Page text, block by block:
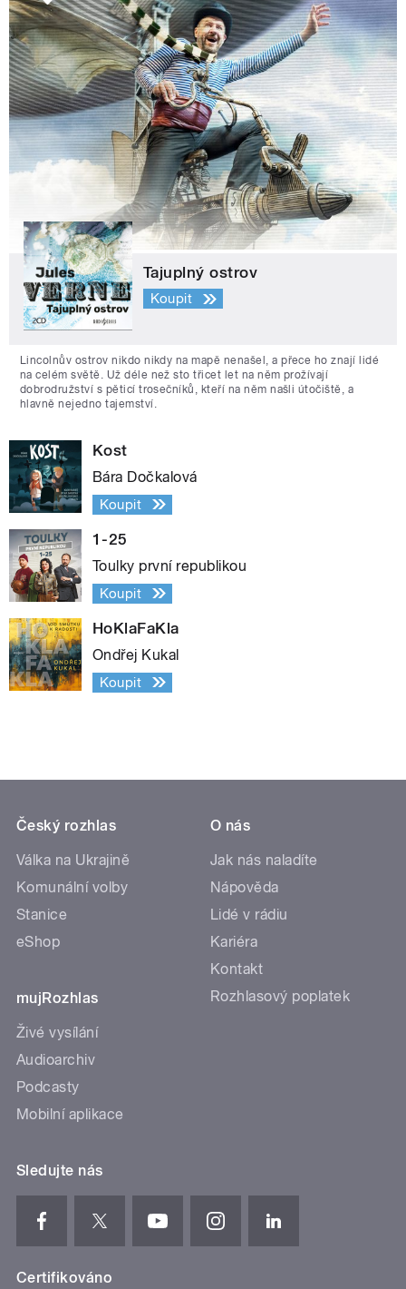
Tajuplný ostrov
Koupit
Lincolnův ostrov nikdo nikdy na mapě nenašel, a přece ho znají lidé
na celém světě. Už déle než sto třicet let na něm prožívají
dobrodružství s pěticí trosečníků, kteří na něm našli útočiště, a
hlavně nejedno tajemství.
Kost
Bára Dočkalová
Koupit
1-25
Toulky první republikou
Koupit
HoKlaFaKla
Ondřej Kukal
Koupit
Český rozhlas
Válka na Ukrajině
Komunální volby
Stanice
eShop
mujRozhlas
Živé vysílání
Audioarchiv
Podcasty
Mobilní aplikace
O nás
Jak nás naladíte
Nápověda
Lidé v rádiu
Kariéra
Kontakt
Rozhlasový poplatek
Sledujte nás
Certifikováno